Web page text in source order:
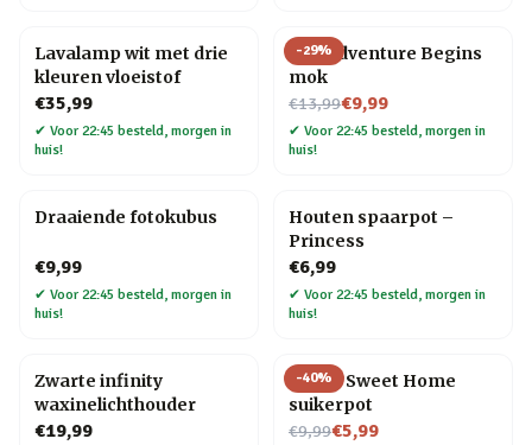
Lavalamp wit met drie
kleuren vloeistof
€35,99
✔ Voor 22:45 besteld, morgen in
huis!
-29%
The Adventure Begins
mok
€13,99
Nu voor€9,99
✔ Voor 22:45 besteld, morgen in
huis!
Draaiende fotokubus
€9,99
✔ Voor 22:45 besteld, morgen in
huis!
Houten spaarpot –
Princess
€6,99
✔ Voor 22:45 besteld, morgen in
huis!
Zwarte infinity
waxinelichthouder
€19,99
-40%
Home Sweet Home
suikerpot
€9,99
Nu voor€5,99